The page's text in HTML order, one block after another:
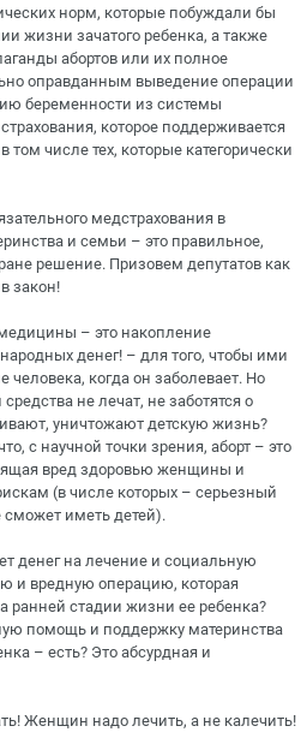
норм, которые побуждали бы
жизни зачатого ребенка, а также
абортов или их полное
оправданным выведение операции
беременности из системы
которое поддерживается
том числе тех, которые категорически
медстрахования в
и семьи – это правильное,
решение. Призовем депутатов как
закон!
– это накопление
денег! – для того, чтобы ими
когда он заболевает. Но
не лечат, не заботятся о
уничтожают детскую жизнь?
с научной точки зрения, аборт – это
вред здоровью женщины и
(в числе которых – серьезный
иметь детей).
денег на лечение и социальную
и вредную операцию, которая
ранней стадии жизни ее ребенка?
помощь и поддержку материнства
– есть? Это абсурдная и
Женщин надо лечить, а не калечить!